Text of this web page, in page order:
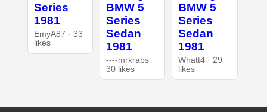
Series
1981
EmyA87 · 33
likes
BMW 5
Series
Sedan
1981
----mrkrabs ·
30 likes
BMW 5
Series
Sedan
1981
Whatt4 · 29
likes